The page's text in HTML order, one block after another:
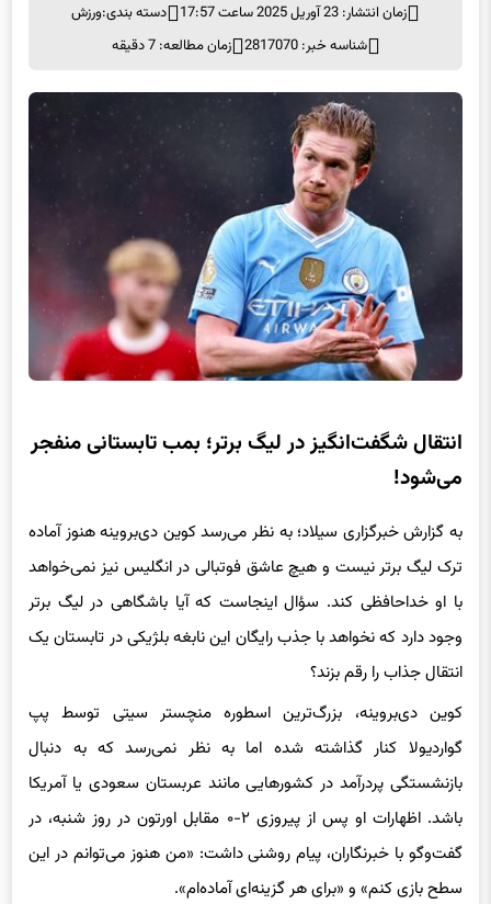
زمان انتشار: 23 آوریل 2025 ساعت 17:57 دسته بندی:ورزش
شناسه خبر: 2817070
زمان مطالعه: 7 دقیقه
انتقال شگفت‌انگیز در لیگ برتر؛ بمب تابستانی منفجر
می‌شود!
به گزارش خبرگزاری سیلاد؛ به نظر می‌رسد کوین دی‌بروینه هنوز آماده
ترک لیگ برتر نیست و هیچ عاشق فوتبالی در انگلیس نیز نمی‌خواهد
با او خداحافظی کند. سؤال اینجاست که آیا باشگاهی در لیگ برتر
وجود دارد که نخواهد با جذب رایگان این نابغه بلژیکی در تابستان یک
انتقال جذاب را رقم بزند؟
کوین دی‌بروینه، بزرگ‌ترین اسطوره منچستر سیتی توسط پپ
گواردیولا کنار گذاشته شده اما به نظر نمی‌رسد که به دنبال
بازنشستگی پردرآمد در کشورهایی مانند عربستان سعودی یا آمریکا
باشد. اظهارات او پس از پیروزی ۲-۰ مقابل اورتون در روز شنبه، در
گفت‌وگو با خبرنگاران، پیام روشنی داشت: «من هنوز می‌توانم در این
سطح بازی کنم» و «برای هر گزینه‌ای آماده‌ام».